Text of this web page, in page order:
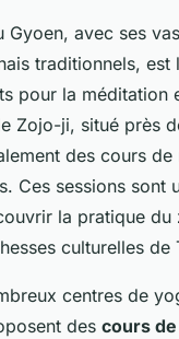
Gyoen, avec ses
traditionnels, est
pour la méditation
Zojo-ji, situé près
des cours de
Ces sessions sont
la pratique du
culturelles de
centres de
des cours